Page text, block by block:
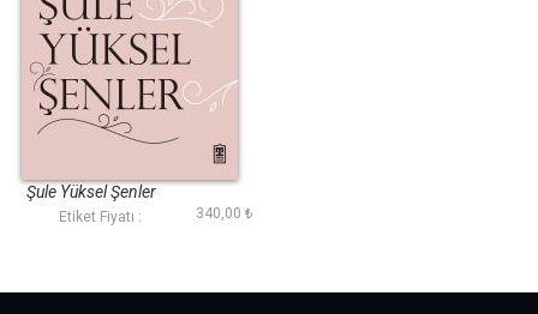
Şule Yüksel Şenler
Etiket Fiyatı : 340,00 ₺